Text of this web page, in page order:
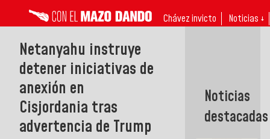
Chávez invicto Noticias ↓
Netanyahu instruye
detener iniciativas de
anexión en
Cisjordania tras
advertencia de Trump
Noticias
destacadas